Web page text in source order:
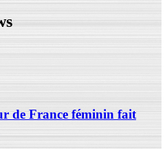
de France féminin fait